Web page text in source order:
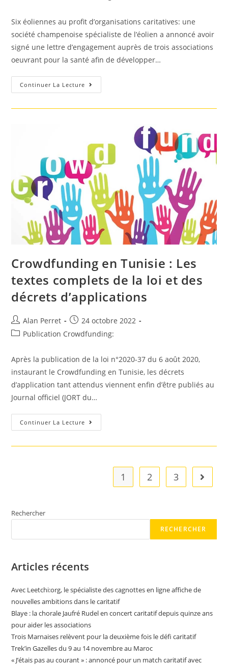
Six éoliennes au profit d’organisations caritatives: une
société champenoise spécialiste de l’éolien a annoncé avoir
signé une lettre d’engagement auprès de trois associations
oeuvrant pour la santé afin de développer…
Continuer La Lecture Un
Parc
«
Développement
En
Champagne
Crowdfunding en Tunisie : Les
textes complets de la loi et des
décrets d’applications
Auteur/autrice
de
Alan Perret
Post
published:
24 octobre 2022
PostPublication Crowdfunding:
Après la publication de la loi n°2020-37 du 6 août 2020,
instaurant le Crowdfunding en Tunisie, les décrets
d’application tant attendus viennent enfin d’être publiés au
Journal officiel (JORT du…
Continuer La Lecture Crowdfunding
En
:
Complets
1 2 3 Aller à
Rechercher
RECHERCHER
Articles récents
Avec Leetchi:org, le spécialiste des cagnottes en ligne affiche de
nouvelles ambitions dans le caritatif
Blaye : la chorale Jaufré Rudel en concert caritatif depuis quinze ans
pour aider les associations
Trois Marnaises relèvent pour la deuxième fois le défi caritatif
Trek’in Gazelles du 9 au 14 novembre au Maroc
« J’étais pas au courant » : annoncé pour un match caritatif avec